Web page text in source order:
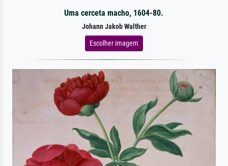
Uma cerceta macho, 1604-80.
Johann Jakob Walther
Escolher imagem